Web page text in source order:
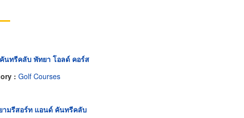
นทรีคลับ พัทยา โอลด์ คอร์ส
: Golf Courses
ามรีสอร์ท แอนด์ คันทรีคลับ